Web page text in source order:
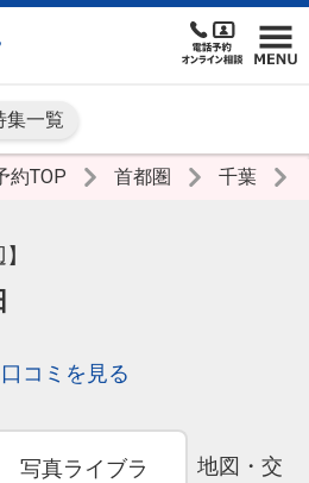
集一覧
約TOP 首都圏 千葉
口コミを見る
写真ライブラ
地図・交